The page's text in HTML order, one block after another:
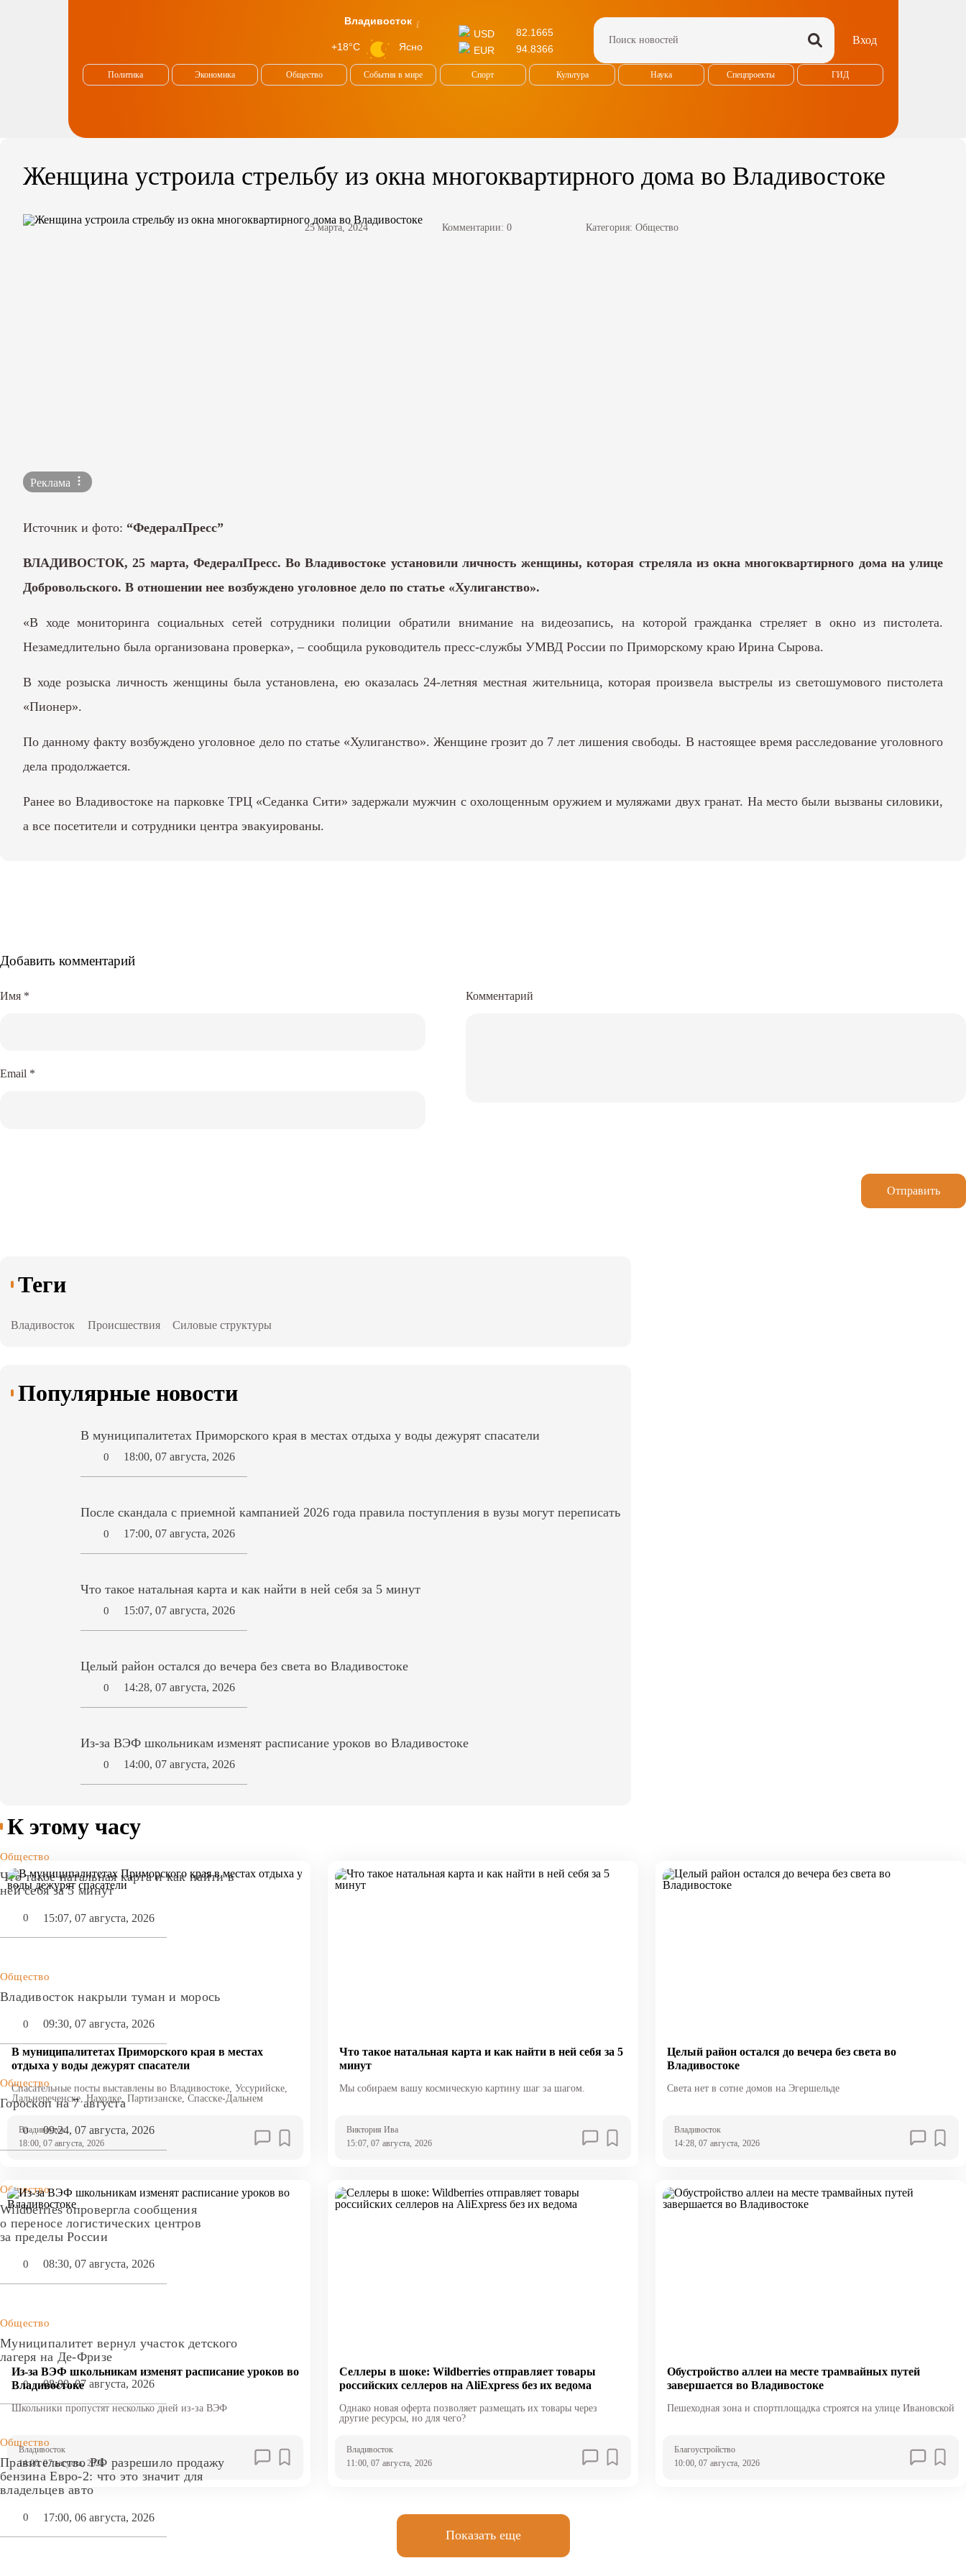
Владивосток
+18°C Ясно
USD
82.1665
EUR
94.8366
Вход
Политика Экономика Общество События в мире Спорт Культура Наука Спецпроекты ГИД
Женщина устроила стрельбу из окна многоквартирного дома во Владивостоке
25 марта, 2024 Комментарии: 0 Категория:Общество
Реклама
Источник и фото: “ФедералПресс”
ВЛАДИВОСТОК, 25 марта, ФедералПресс. Во Владивостоке установили личность женщины, которая стреляла из окна многоквартирного дома на улице
Добровольского. В отношении нее возбуждено уголовное дело по статье «Хулиганство».
«В ходе мониторинга социальных сетей сотрудники полиции обратили внимание на видеозапись, на которой гражданка стреляет в окно из пистолета.
Незамедлительно была организована проверка», – сообщила руководитель пресс-службы УМВД России по Приморскому краю Ирина Сырова.
В ходе розыска личность женщины была установлена, ею оказалась 24-летняя местная жительница, которая произвела выстрелы из светошумового пистолета
«Пионер».
По данному факту возбуждено уголовное дело по статье «Хулиганство». Женщине грозит до 7 лет лишения свободы. В настоящее время расследование уголовного
дела продолжается.
Ранее во Владивостоке на парковке ТРЦ «Седанка Сити» задержали мужчин с охолощенным оружием и муляжами двух гранат. На место были вызваны силовики,
а все посетители и сотрудники центра эвакуированы.
Добавить комментарий
Комментарий
Имя *
Email *
Отправить
Теги
Владивосток Происшествия Силовые структуры
Популярные новости
В муниципалитетах Приморского края в местах отдыха у воды дежурят спасатели
0 18:00, 07 августа, 2026
После скандала с приемной кампанией 2026 года правила поступления в вузы могут переписать
0 17:00, 07 августа, 2026
Что такое натальная карта и как найти в ней себя за 5 минут
0 15:07, 07 августа, 2026
Целый район остался до вечера без света во Владивостоке
0 14:28, 07 августа, 2026
Из-за ВЭФ школьникам изменят расписание уроков во Владивостоке
0 14:00, 07 августа, 2026
К этому часу
Общество
Что такое натальная карта и как найти в
ней себя за 5 минут
0 15:07, 07 августа, 2026
Общество
Владивосток накрыли туман и морось
0 09:30, 07 августа, 2026
Общество
Гороскоп на 7 августа
0 09:24, 07 августа, 2026
Общество
Wildberries опровергла сообщения
о переносе логистических центров
за пределы России
0 08:30, 07 августа, 2026
Общество
Муниципалитет вернул участок детского
лагеря на Де-Фризе
0 08:00, 07 августа, 2026
Общество
Правительство РФ разрешило продажу
бензина Евро-2: что это значит для
владельцев авто
0 17:00, 06 августа, 2026
В муниципалитетах Приморского края в местах
отдыха у воды дежурят спасатели
Спасательные посты выставлены во Владивостоке, Уссурийске,
Дальнереченске, Находке, Партизанске, Спасске-Дальнем
Владивосток
18:00, 07 августа, 2026
Что такое натальная карта и как найти в ней себя за 5
минут
Мы собираем вашу космическую картину шаг за шагом.
Виктория Ива
15:07, 07 августа, 2026
Целый район остался до вечера без света во
Владивостоке
Света нет в сотне домов на Эгершельде
Владивосток
14:28, 07 августа, 2026
Из-за ВЭФ школьникам изменят расписание уроков во
Владивостоке
Школьники пропустят несколько дней из-за ВЭФ
Владивосток
14:00, 07 августа, 2026
Селлеры в шоке: Wildberries отправляет товары
российских селлеров на AliExpress без их ведома
Однако новая оферта позволяет размещать их товары через
другие ресурсы, но для чего?
Владивосток
11:00, 07 августа, 2026
Обустройство аллеи на месте трамвайных путей
завершается во Владивостоке
Пешеходная зона и спортплощадка строятся на улице Ивановской
Благоустройство
10:00, 07 августа, 2026
Показать еще